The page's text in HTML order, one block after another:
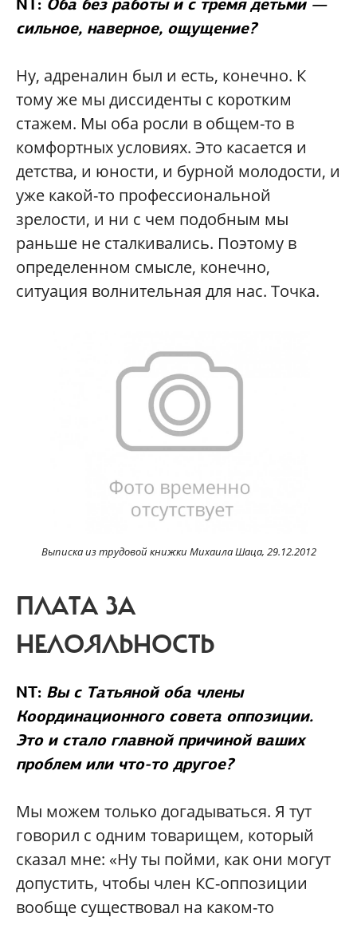
NT: Оба без работы и с тремя детьми —
сильное, наверное, ощущение?
Ну, адреналин был и есть, конечно. К
тому же мы диссиденты с коротким
стажем. Мы оба росли в общем-то в
комфортных условиях. Это касается и
детства, и юности, и бурной молодости, и
уже какой-то профессиональной
зрелости, и ни с чем подобным мы
раньше не сталкивались. Поэтому в
определенном смысле, конечно,
ситуация волнительная для нас. Точка.
Выписка из трудовой книжки Михаила Шаца, 29.12.2012
ПЛАТА ЗА
НЕЛОЯЛЬНОСТЬ
NT: Вы с Татьяной оба члены
Координационного совета оппозиции.
Это и стало главной причиной ваших
проблем или что-то другое?
Мы можем только догадываться. Я тут
говорил с одним товарищем, который
сказал мне: «Ну ты пойми, как они могут
допустить, чтобы член КС-оппозиции
вообще существовал на каком-то